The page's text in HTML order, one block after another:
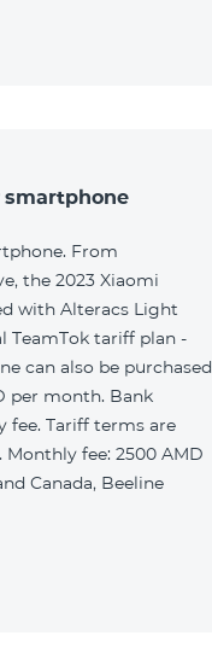
smartphone
From
the 2023 Xiaomi
with Alteracs Light
TeamTok tariff plan -
can also be purchased
per month. Bank
fee. Tariff terms are
Canada, Beeline